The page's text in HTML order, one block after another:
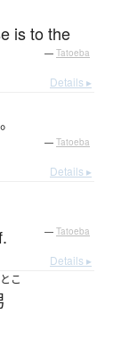
is to the
— Tatoeba
Details ▸
。
— Tatoeba
Details ▸
— Tatoeba
Details ▸
こ